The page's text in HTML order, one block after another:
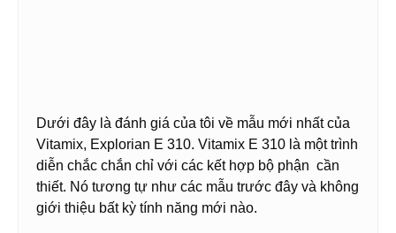
Dưới đây là đánh giá của tôi về mẫu mới nhất của
Vitamix, Explorian E 310. Vitamix E 310 là một trình
diễn chắc chắn chỉ với các kết hợp bộ phận cần
thiết. Nó tương tự như các mẫu trước đây và không
giới thiệu bất kỳ tính năng mới nào.